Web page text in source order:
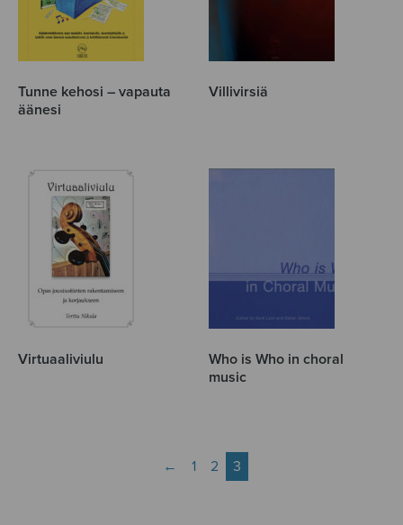
Tunne kehosi – vapauta
äänesi
Villivirsiä
Virtuaaliviulu
Who is Who in choral
music
← 1 2 3